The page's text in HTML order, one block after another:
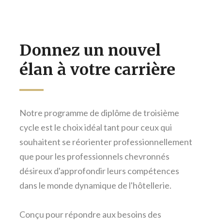
Donnez un nouvel
élan à votre carrière
Notre programme de diplôme de troisième
cycle est le choix idéal tant pour ceux qui
souhaitent se réorienter professionnellement
que pour les professionnels chevronnés
désireux d'approfondir leurs compétences
dans le monde dynamique de l'hôtellerie.
Conçu pour répondre aux besoins des